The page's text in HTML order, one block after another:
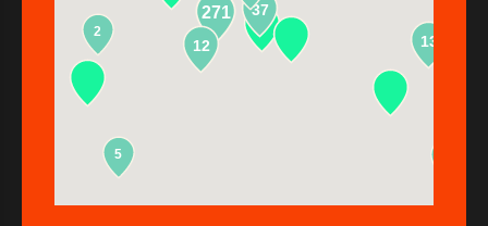
271
13
37
2
5
12